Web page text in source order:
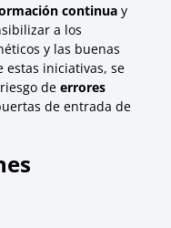
continuay
a los
y las buenas
estas iniciativas, se
de errores
de entrada de